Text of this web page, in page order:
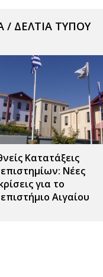
/ ΔΕΛΤΙΑ ΤΥΠΟΥ
Κατατάξεις
Νέες
για το
Αιγαίου